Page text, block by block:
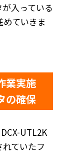
入っている
ていきま
業実施
の確保
UTL2K
ていたフ